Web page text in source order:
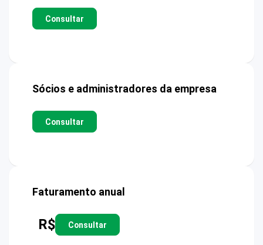
Consultar
Sócios e administradores da empresa
Consultar
Faturamento anual
R$ Consultar